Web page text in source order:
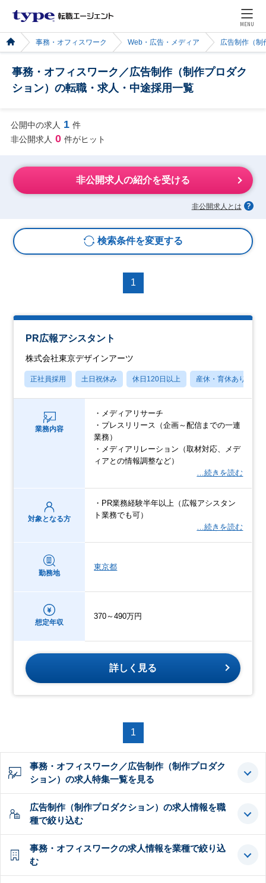
MENU
事務・オフィスワーク Web・広告・メディア 広告制作（制
事務・オフィスワーク／広告制作（制作プロダク
ション）の転職・求人・中途採用一覧
公開中の求人 1 件
非公開求人 0 件がヒット
非公開求人の紹介を受ける
非公開求人とは
検索条件を変更する
1
PR広報アシスタント
株式会社東京デザインアーツ
正社員採用 土日祝休み 休日120日以上 産休・育休あり
業務内容
・メディアリサーチ
・プレスリリース（企画～配信までの一連
業務）
・メディアリレーション（取材対応、メデ
ィアとの情報調整など）
…続きを読む
対象となる方
・PR業務経験半年以上（広報アシスタン
ト業務でも可）
…続きを読む
勤務地
東京都
想定年収
370～490万円
詳しく見る
1
事務・オフィスワーク／広告制作（制作プロダク
ション）の求人特集一覧を見る
広告制作（制作プロダクション）の求人情報を職
種で絞り込む
事務・オフィスワークの求人情報を業種で絞り込
む